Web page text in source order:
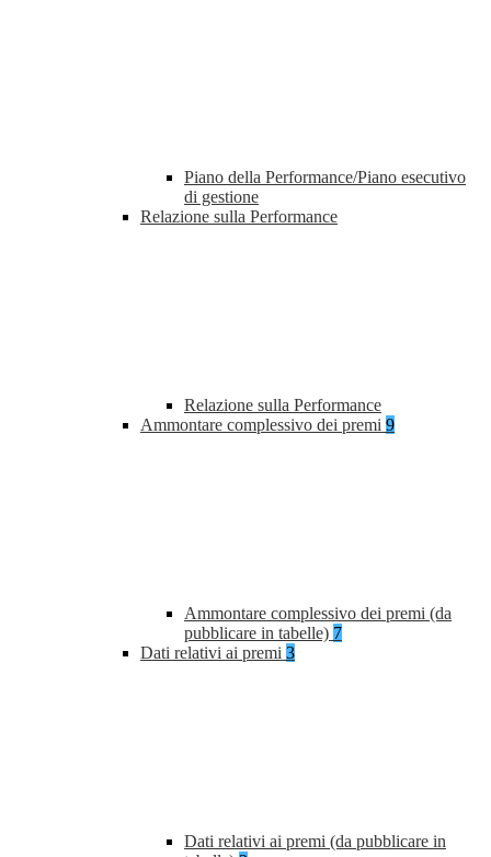
Piano della Performance/Piano esecutivo
di gestione
Relazione sulla Performance
Relazione sulla Performance
Ammontare complessivo dei premi 9
Ammontare complessivo dei premi (da
pubblicare in tabelle) 7
Dati relativi ai premi 3
Dati relativi ai premi (da pubblicare in